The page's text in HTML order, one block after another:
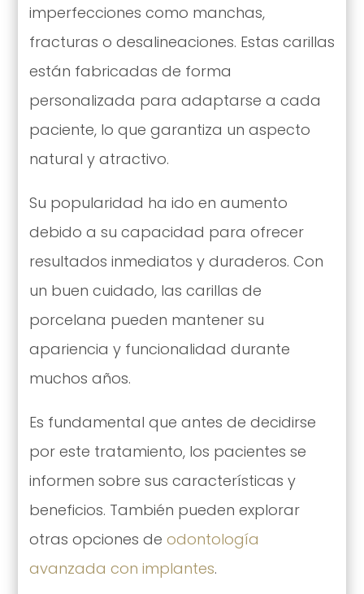
imperfecciones como manchas,
fracturas o desalineaciones. Estas carillas
están fabricadas de forma
personalizada para adaptarse a cada
paciente, lo que garantiza un aspecto
natural y atractivo.
Su popularidad ha ido en aumento
debido a su capacidad para ofrecer
resultados inmediatos y duraderos. Con
un buen cuidado, las carillas de
porcelana pueden mantener su
apariencia y funcionalidad durante
muchos años.
Es fundamental que antes de decidirse
por este tratamiento, los pacientes se
informen sobre sus características y
beneficios. También pueden explorar
otras opciones de odontología
avanzada con implantes.